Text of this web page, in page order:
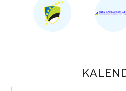
AP „KUPUJMO DOMAĆE“
OBRASCI ZAHTJEVA